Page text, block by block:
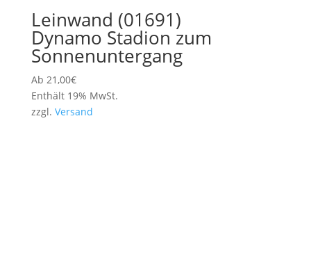
Leinwand (01691)
Dynamo Stadion zum
Sonnenuntergang
Ab 21,00€
Enthält 19% MwSt.
zzgl. Versand